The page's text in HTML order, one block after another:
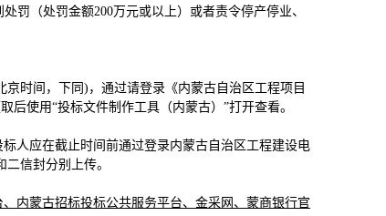
罚（处罚金额200万元或以上）或者责令停产停业、
京时间，下同)，通过请登录《内蒙古自治区工程项目
后使用“投标文件制作工具（内蒙古）”打开查看。
标人应在截止时间前通过登录内蒙古自治区工程建设电
信封分别上传。
内蒙古招标投标公共服务平台、金采网、蒙商银行官